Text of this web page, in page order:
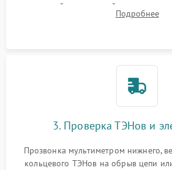
задней или верхней панели для
нагревательным элементам,
Подробнее
3. Проверка ТЭНов и
Прозвонка мультиметром нижнего,
кольцевого ТЭНов на обрыв цепи